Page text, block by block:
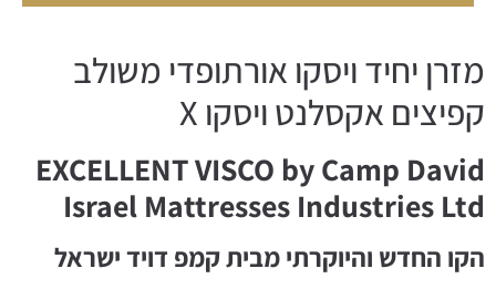
מזרן יחיד ויסקו אורתופדי משולב
קפיצים אקסלנט ויסקו X
EXCELLENT VISCO by Camp David
Israel Mattresses Industries Ltd
הקו החדש והיוקרתי מבית קמפ דויד ישראל